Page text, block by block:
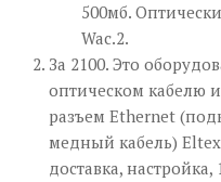
500мб.
Wac.2.
За 2100. Это
оптическом кабелю
разъем Ethernet
медный кабель)
доставка,